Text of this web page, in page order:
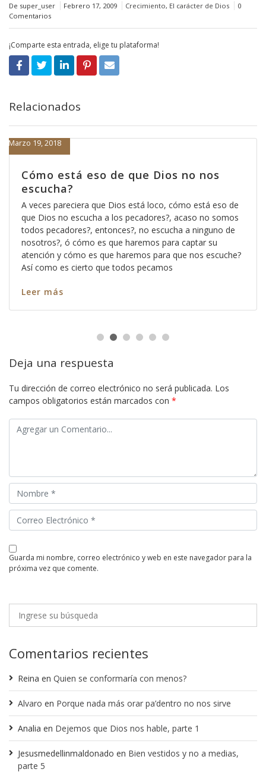
De super_user Febrero 17, 2009 Crecimiento, El carácter de Dios
0
Comentarios
¡Comparte esta entrada, elige tu plataforma!
Relacionados
Cómo está eso de que Dios no nos
escucha?
Marzo 19, 2018
A veces pareciera que Dios está loco, cómo está eso de
que Dios no escucha a los pecadores?, acaso no somos
todos pecadores?, entonces?, no escucha a ninguno de
nosotros?, ó cómo es que haremos para captar su
atención y cómo es que haremos para que nos escuche?
Así como es cierto que todos pecamos
Leer más
Deja una respuesta
Tu dirección de correo electrónico no será publicada. Los
campos obligatorios están marcados con *
guarda mi nombre, correo electrónico y web en este navegador para la
próxima vez que comente.
Comentarios recientes
Reina en Quien se conformaría con menos?
Alvaro en Porque nada más orar pa’dentro no nos sirve
Analia en Dejemos que Dios nos hable, parte 1
Jesusmedellinmaldonado en Bien vestidos y no a medias,
parte 5